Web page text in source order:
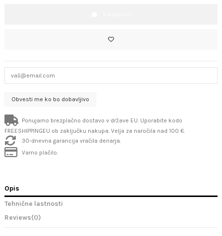
Ponujamo brezplačno dostavo v države EU. Uporabite kodo
FREESHIPPINGEU ob zaključku nakupa. Velja za naročila nad 100 €.
30-dnevna garancija vračila denarja.
Varno plačilo.
Opis
Tehnične lastnosti
Reviews(0)